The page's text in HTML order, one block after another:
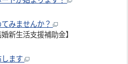
てみませんか？
新生活支援補助金】
します